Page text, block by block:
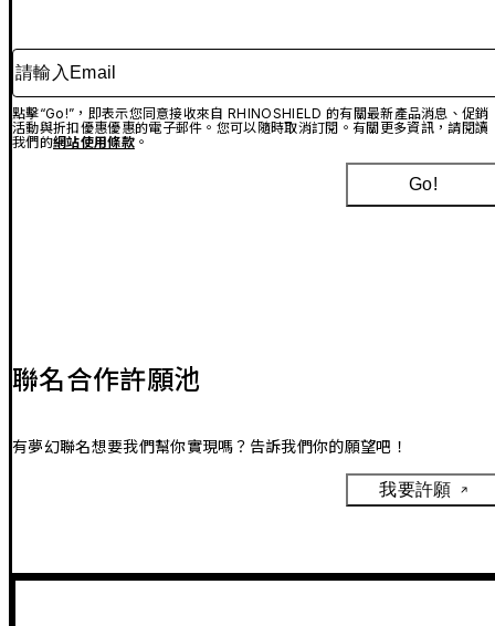
請輸入Email
點擊“Go!”，即表示您同意接收來自 RHINOSHIELD 的有關最新產品消息、促銷
活動與折扣優惠優惠的電子郵件。您可以隨時取消訂閱。有關更多資訊，請閱讀
我們的網站使用條款。
Go!
聯名合作許願池
有夢幻聯名想要我們幫你實現嗎？告訴我們你的願望吧！
我要許願